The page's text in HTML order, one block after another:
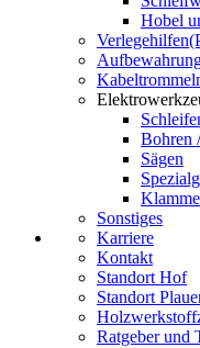
Hobel
Bohren
Sägen
Sonstiges
Karriere
Kontakt
Standort Hof
Standort
Ratgeber und